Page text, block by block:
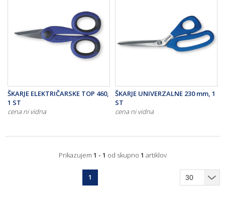
ŠKARJE ELEKTRIČARSKE TOP 460,
1 ST
cena ni vidna
ŠKARJE UNIVERZALNE 230 mm, 1
ST
cena ni vidna
Prikazujem 1 - 1 od skupno 1 artiklov
1